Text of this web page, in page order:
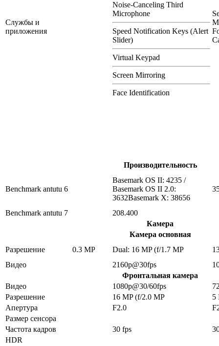
Службы и
приложения
Noise-Canceling Third
Microphone
Speed Notification Keys (Alert
Slider)
Virtual Keypad
Screen Mirroring
Face Identification
Производительность
Benchmark antutu 6
Basemark OS II: 4235 /
Basemark OS II 2.0:
3632Basemark X: 38656
Benchmark antutu 7
208.400
Камера
Камера основная
Разрешение
0.3 MP Dual: 16 MP (f/1.7 MP
Видео
2160p@30fps
Фронтальная камера
Видео
1080p@30/60fps
Разрешение
16 MP (f/2.0 MP
5
Апертура
F2.0
Размер сенсора
Частота кадров
30 fps
HDR